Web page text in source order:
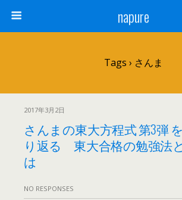
napure
Tags › さんま
2017年3月2日
さんまの東大方程式 第3弾
り返る 東大合格の勉強法と
は
NO RESPONSES